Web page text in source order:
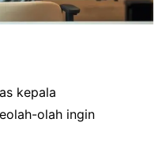
kepala
olah ingin